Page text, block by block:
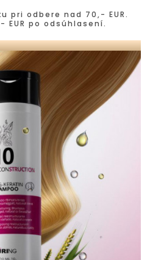
pri odbere nad 70,- EUR.
EUR po odsúhlasení.